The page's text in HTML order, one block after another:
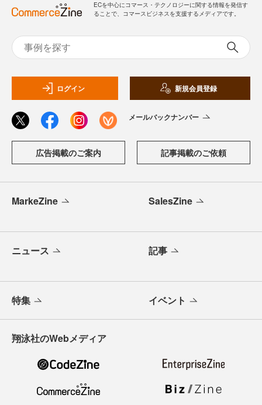
ECを中心にコマース・テクノロジーに関する情報を発信す
ることで、コマースビジネスを支援するメディアです。
ログイン 新規会員登録
メールバックナンバー
広告掲載のご案内 記事掲載のご依頼
MarkeZine SalesZine
ニュース 記事
特集 イベント
翔泳社のWebメディア